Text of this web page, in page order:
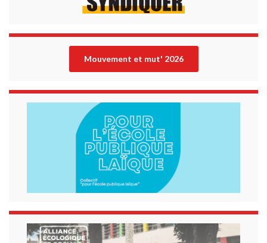
Mouvement et mut' 2026